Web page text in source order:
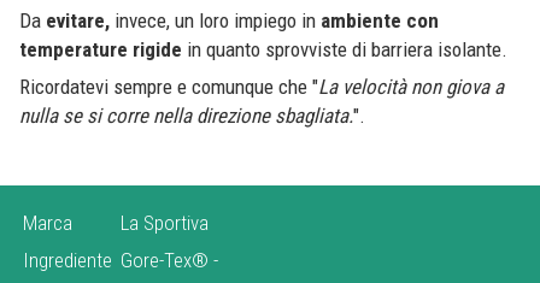
Da evitare, invece, un loro impiego in ambiente con
temperature rigide in quanto sprovviste di barriera isolante.
Ricordatevi sempre e comunque che "La velocità non giova a
nulla se si corre nella direzione sbagliata.".
Marca
La Sportiva
Ingrediente Gore-Tex® -